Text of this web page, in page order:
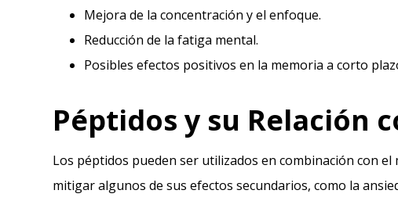
Mejora de la concentración y el enfoque.
Reducción de la fatiga mental.
Posibles efectos positivos en la memoria a corto
Péptidos y su Relación
Los péptidos pueden ser utilizados en combinación con
mitigar algunos de sus efectos secundarios, como la